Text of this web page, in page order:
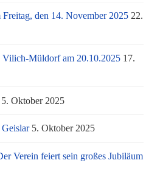
den 14. November 2025 22.
Müldorf am 20.10.2025 17.
5. Oktober 2025
5. Oktober 2025
Verein feiert sein großes Jubiläum